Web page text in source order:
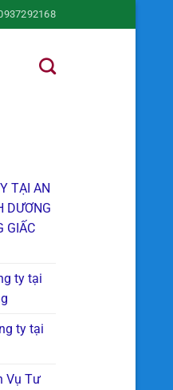
TẠI AN
DƯƠNG
GIẤC
ty tại
ty tại
Vụ Tư